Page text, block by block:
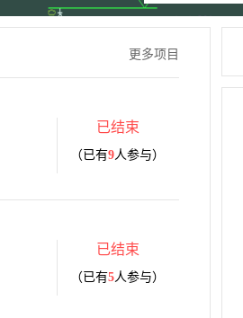
更多项目
已结束
（已有9人参与）
已结束
（已有5人参与）